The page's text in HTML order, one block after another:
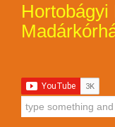
Hortobágyi